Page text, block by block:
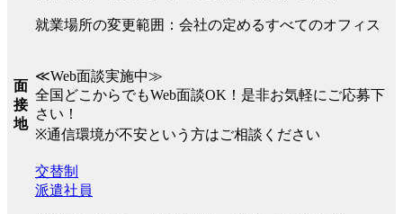
就業場所の変更範囲：会社の定めるすべてのオフィス
面
接
地
≪Web面談実施中≫
全国どこからでもWeb面談OK！是非お気軽にご応募下
さい！
※通信環境が不安という方はご相談ください
交替制
派遣社員